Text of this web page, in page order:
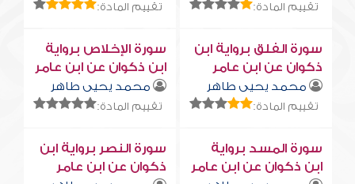
تقييم المادة: تقييم المادة:
سورة الفلق برواية ابن
ذكوان عن ابن عامر
محمد يحيى طاهر
تقييم المادة:
سورة الإخلاص برواية
ابن ذكوان عن ابن عامر
محمد يحيى طاهر
تقييم المادة:
سورة المسد برواية
ابن ذكوان عن ابن عامر
سورة النصر برواية ابن
ذكوان عن ابن عامر